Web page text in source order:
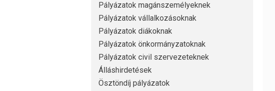
Pályázatok magánszemélyeknek
Pályázatok vállalkozásoknak
Pályázatok diákoknak
Pályázatok önkormányzatoknak
Pályázatok civil szervezeteknek
Álláshirdetések
Ösztöndíj pályázatok